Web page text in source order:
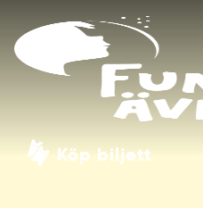
Köp biljett